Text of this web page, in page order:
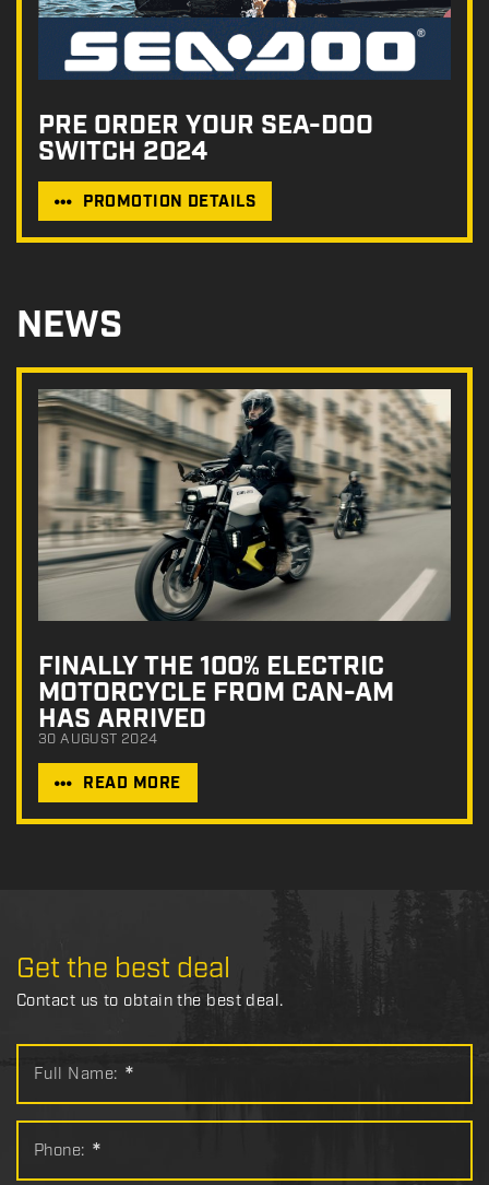
PRE ORDER YOUR SEA-DOO
SWITCH 2024
PROMOTION DETAILS
NEWS
FINALLY THE 100% ELECTRIC
MOTORCYCLE FROM CAN-AM
HAS ARRIVED
30 AUGUST 2024
READ MORE
Get the best deal
Contact us to obtain the best deal.
Full Name: *
Phone: *